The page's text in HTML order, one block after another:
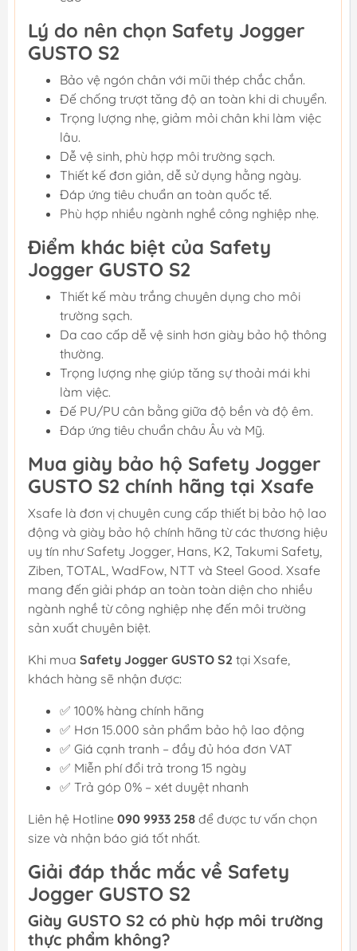
Lý do nên chọn Safety Jogger
GUSTO S2
Bảo vệ ngón chân với mũi thép chắc chắn.
Đế chống trượt tăng độ an toàn khi di chuyển.
Trọng lượng nhẹ, giảm mỏi chân khi làm việc
lâu.
Dễ vệ sinh, phù hợp môi trường sạch.
Thiết kế đơn giản, dễ sử dụng hằng ngày.
Đáp ứng tiêu chuẩn an toàn quốc tế.
Phù hợp nhiều ngành nghề công nghiệp nhẹ.
Điểm khác biệt của Safety
Jogger GUSTO S2
Thiết kế màu trắng chuyên dụng cho môi
trường sạch.
Da cao cấp dễ vệ sinh hơn giày bảo hộ thông
thường.
Trọng lượng nhẹ giúp tăng sự thoải mái khi
làm việc.
Đế PU/PU cân bằng giữa độ bền và độ êm.
Đáp ứng tiêu chuẩn châu Âu và Mỹ.
Mua giày bảo hộ Safety Jogger
GUSTO S2 chính hãng tại Xsafe
Xsafe là đơn vị chuyên cung cấp thiết bị bảo hộ lao
động và giày bảo hộ chính hãng từ các thương hiệu
uy tín như Safety Jogger, Hans, K2, Takumi Safety,
Ziben, TOTAL, WadFow, NTT và Steel Good. Xsafe
mang đến giải pháp an toàn toàn diện cho nhiều
ngành nghề từ công nghiệp nhẹ đến môi trường
sản xuất chuyên biệt.
Khi mua Safety Jogger GUSTO S2 tại Xsafe,
khách hàng sẽ nhận được:
✅ 100% hàng chính hãng
✅ Hơn 15.000 sản phẩm bảo hộ lao động
✅ Giá cạnh tranh – đầy đủ hóa đơn VAT
✅ Miễn phí đổi trả trong 15 ngày
✅ Trả góp 0% – xét duyệt nhanh
Liên hệ Hotline 090 9933 258 để được tư vấn chọn
size và nhận báo giá tốt nhất.
Giải đáp thắc mắc về Safety
Jogger GUSTO S2
Giày GUSTO S2 có phù hợp môi trường
thực phẩm không?